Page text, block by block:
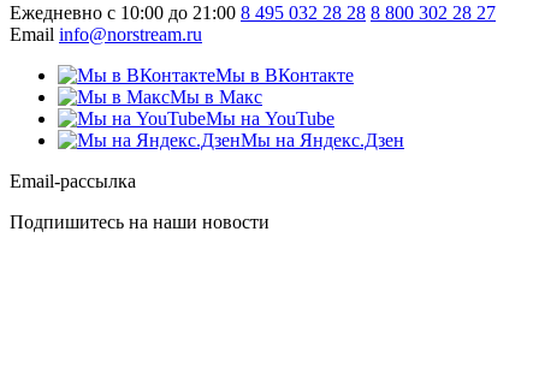
Ежедневно с 10:00 до 21:00 8 495 032 28 28 8 800 302 28 27
Email info@norstream.ru
Мы в ВКонтакте
Мы в Макс
Мы на YouTube
Мы на Яндекс.Дзен
Email-рассылка
Подпишитесь на наши новости